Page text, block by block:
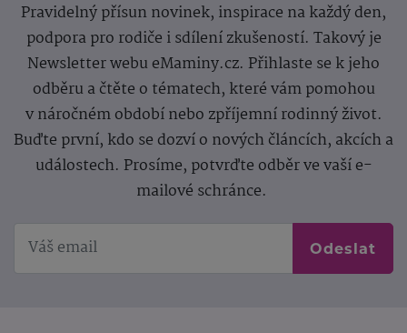
Pravidelný přísun novinek, inspirace na každý den,
podpora pro rodiče i sdílení zkušeností. Takový je
Newsletter webu eMaminy.cz. Přihlaste se k jeho
odběru a čtěte o tématech, které vám pomohou
v náročném období nebo zpříjemní rodinný život.
Buďte první, kdo se dozví o nových článcích, akcích a
událostech. Prosíme, potvrďte odběr ve vaší e-
mailové schránce.
Odeslat